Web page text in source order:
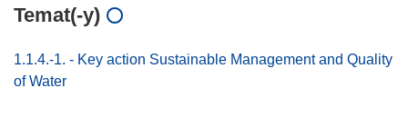
Temat(-y)
1.1.4.-1. - Key action Sustainable Management and Quality
of Water